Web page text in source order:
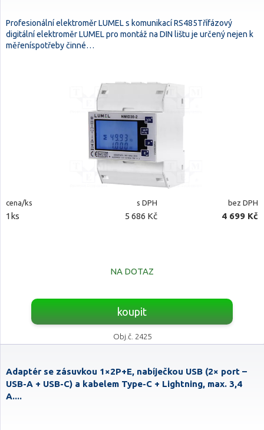
Profesionální elektroměr LUMEL s komunikací RS485Třífázový
digitální elektroměr LUMEL pro montáž na DIN lištu je určený nejen k
měřeníspotřeby činné…
cena/ks s DPH bez DPH
1ks 5 686 Kč 4 699 Kč
NA DOTAZ
koupit
Obj.č. 2425
Adaptér se zásuvkou 1×2P+E, nabíječkou USB (2× port –
USB-A + USB-C) a kabelem Type-C + Lightning, max. 3,4
A....